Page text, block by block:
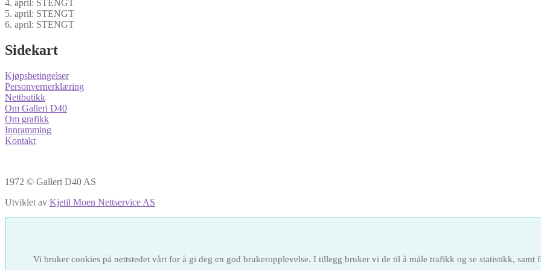
4. april: STENGT
5. april: STENGT
6. april: STENGT
Sidekart
Kjøpsbetingelser
Personvernerklæring
Nettbutikk
Om Galleri D40
Om grafikk
Innramming
Kontakt
1972 © Galleri D40 AS
Utviklet av Kjetil Moen Nettservice AS
Vi bruker cookies på nettstedet vårt for å gi deg en god brukeropplevelse. I tillegg bruker vi de til å måle trafikk og se statistikk, samt